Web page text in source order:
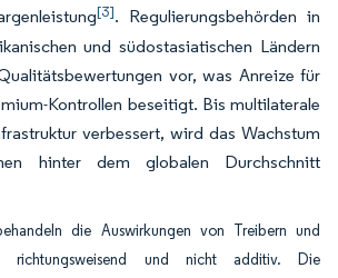
[3]. Regulierungsbehörden in
und südostasiatischen Ländern
vor, was Anreize für
Kontrollen beseitigt. Bis multilaterale
verbessert, wird das Wachstum
hinter dem globalen Durchschnitt
die Auswirkungen von Treibern und
richtungsweisend und nicht additiv. Die